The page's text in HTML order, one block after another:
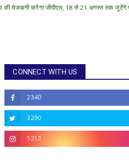
जीपीएम, 18 से 21 अगस्त तक जुटेंगे प्रदेशभर के खिलाड़ी
CONNECT WITH US
2340
3290
5212